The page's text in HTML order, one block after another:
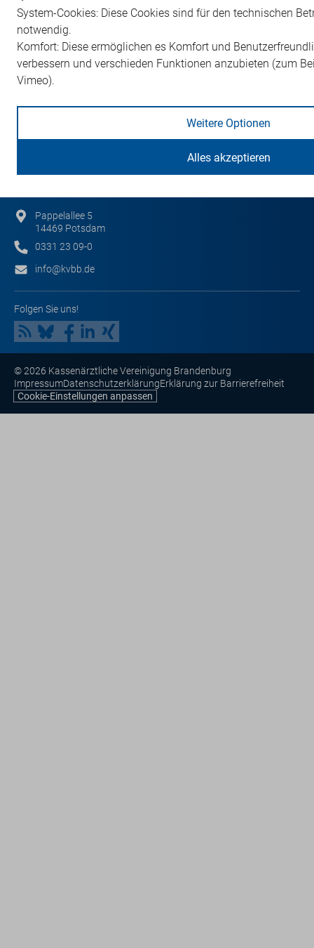
Förderungen
Kostenerstattung von Teilnahmegebühren an Sprachkursen
und Weiterbildungsveranstaltungen im Rahmen der
Facharztweiterbildung sowie zur Gewährung eines
Überbrückungsgeldes
Kassenärztliche Vereinigung Brandenburg
Pappelallee 5
14469 Potsdam
0331 23 09-0
info@kvbb.de
Folgen Sie uns!
© 2026 Kassenärztliche Vereinigung Brandenburg
ImpressumDatenschutzerklärungErklärung zur Barrierefreiheit
Cookie-Einstellungen anpassen
System-Cookies: Diese Cookies sind für den technischen
notwendig.
Komfort: Diese ermöglichen es Komfort und
verbessern und verschieden Funktionen anzubieten (zum
Vimeo).
Weitere Optionen
Alles akzeptieren